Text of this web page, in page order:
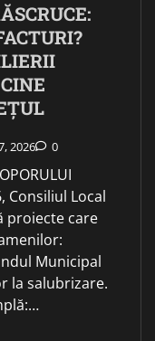
2026 0
Consiliul Local
proiecte care
Municipal
la salubrizare.